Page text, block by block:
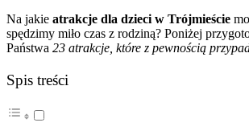
Na jakie atrakcje dla dzieci w Trójmieście
spędzimy miło czas z rodziną? Poniżej
Państwa 23 atrakcje, które z pewnością
Spis treści